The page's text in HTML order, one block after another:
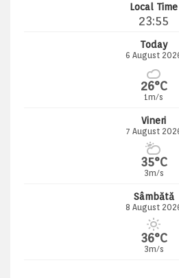
Local Time
23:55
Today
6 August
26°C
1m/s
Vineri
7 August
35°C
3m/s
Sâmbătă
8 August
36°C
3m/s